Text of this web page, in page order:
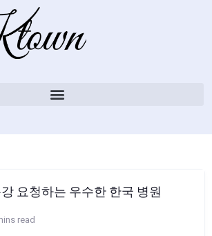
요청하는 우수한 한국 병원
read